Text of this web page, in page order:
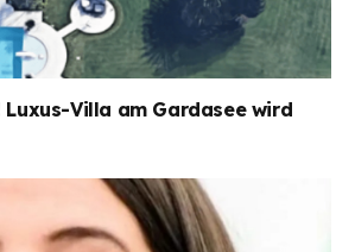
Luxus-Villa am Gardasee wird